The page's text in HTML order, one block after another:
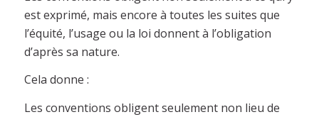
est exprimé, mais encore à toutes les suites que
l’équité, l’usage ou la loi donnent à l’obligation
d’après sa nature.
Cela donne :
Les conventions obligent seulement non lieu de